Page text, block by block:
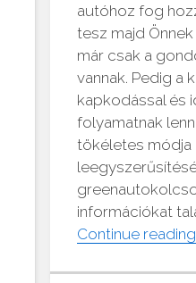
autóhoz fog
tesz majd
már csak a
vannak. Pedig a
kapkodással és
folyamatnak
tökéletes módja
információkat
Continue reading